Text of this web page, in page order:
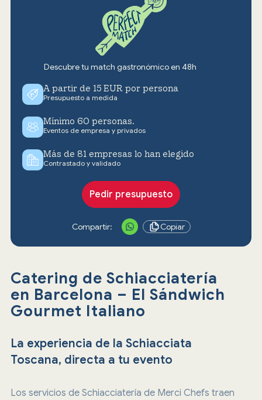
Catering de Schiacciatería
en Barcelona – El Sándwich
Gourmet Italiano
La experiencia de la Schiacciata
Toscana, directa a tu evento
Los servicios de Schiacciatería de Merci Chefs traen
Descubre tu match gastronómico en 48h
A partir de 15 EUR por persona
Presupuesto a medida
Mínimo 60 personas.
Eventos de empresa y privados
Más de 81 empresas lo han elegido
Contrastado y validado
Pedir presupuesto
Compartir: Copiar